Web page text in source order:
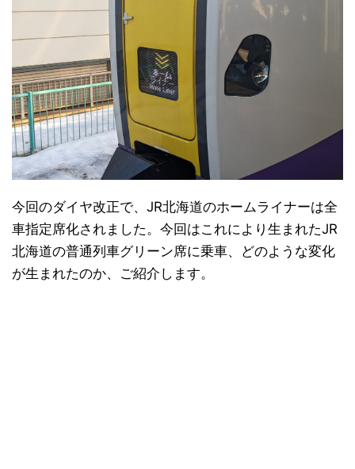
今回のダイヤ改正で、JR北海道のホームライナーは全
車指定席化されました。今回はこれにより生まれたJR
北海道の普通列車グリーン席に乗車、どのような変化
が生まれたのか、ご紹介します。